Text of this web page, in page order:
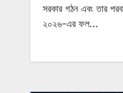
সরকার গঠন এবং তার
২০২৬-এর ফল…